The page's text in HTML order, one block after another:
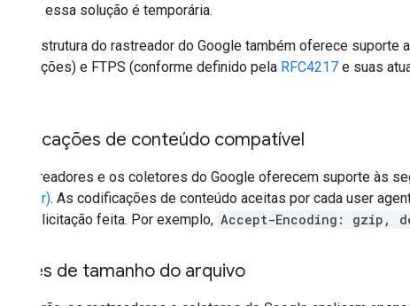
entanto, essa solução é temporária.
A infraestrutura do rastreador do Google também oferece
atualizações) e FTPS (conforme definido pela RFC4217 e suas
Codificações de conteúdo compatível
Os rastreadores e os coletores do Google oferecem suporte às
Brotli (br). As codificações de conteúdo aceitas por cada user
cada solicitação feita. Por exemplo, Accept-Encoding: gzip,
Limites de tamanho do arquivo